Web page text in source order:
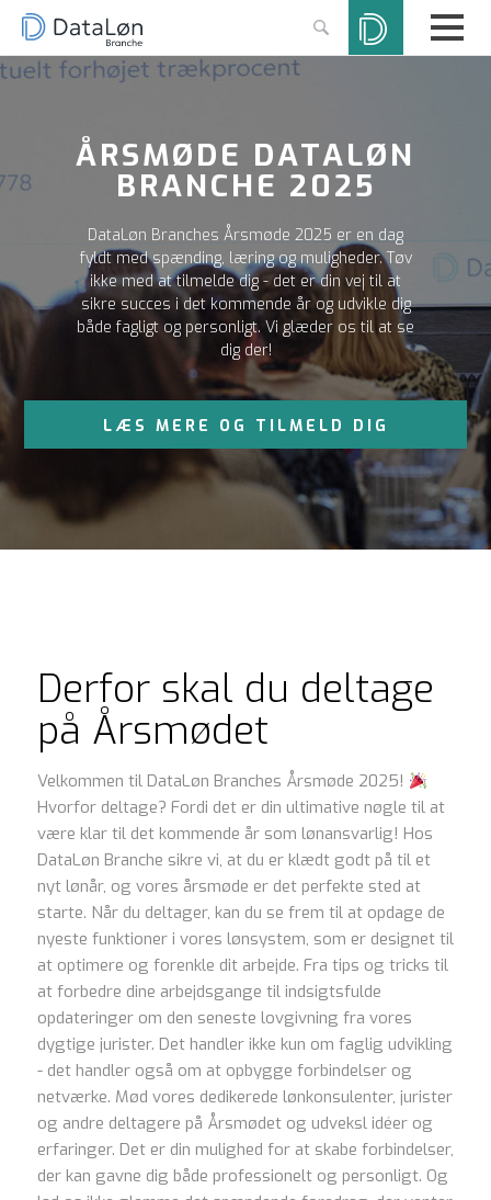
ÅRSMØDE DATALØN
BRANCHE 2025
DataLøn Branches Årsmøde 2025 er en dag
fyldt med spænding, læring og muligheder. Tøv
ikke med at tilmelde dig - det er din vej til at
sikre succes i det kommende år og udvikle dig
både fagligt og personligt. Vi glæder os til at se
dig der!
LÆS MERE OG TILMELD DIG
ÅRSMØDET
Derfor skal du deltage
på Årsmødet
Velkommen til DataLøn Branches Årsmøde 2025!
Hvorfor deltage? Fordi det er din ultimative nøgle til at
være klar til det kommende år som lønansvarlig! Hos
DataLøn Branche sikre vi, at du er klædt godt på til et
nyt lønår, og vores årsmøde er det perfekte sted at
starte. Når du deltager, kan du se frem til at opdage de
nyeste funktioner i vores lønsystem, som er designet til
at optimere og forenkle dit arbejde. Fra tips og tricks til
at forbedre dine arbejdsgange til indsigtsfulde
opdateringer om den seneste lovgivning fra vores
dygtige jurister. Det handler ikke kun om faglig udvikling
- det handler også om at opbygge forbindelser og
netværke. Mød vores dedikerede lønkonsulenter, jurister
og andre deltagere på Årsmødet og udveksl idéer og
erfaringer. Det er din mulighed for at skabe forbindelser,
der kan gavne dig både professionelt og personligt. Og